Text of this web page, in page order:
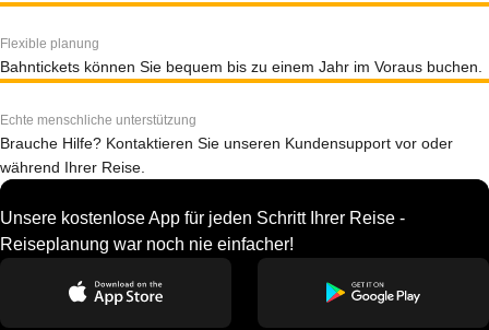
Flexible planung
Bahntickets können Sie bequem bis zu einem Jahr im Voraus buchen.
Echte menschliche unterstützung
Brauche Hilfe? Kontaktieren Sie unseren Kundensupport vor oder
während Ihrer Reise.
Unsere kostenlose App für jeden Schritt Ihrer Reise -
Reiseplanung war noch nie einfacher!